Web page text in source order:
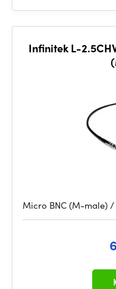
Infinitek L-
Micro BNC (M-male)